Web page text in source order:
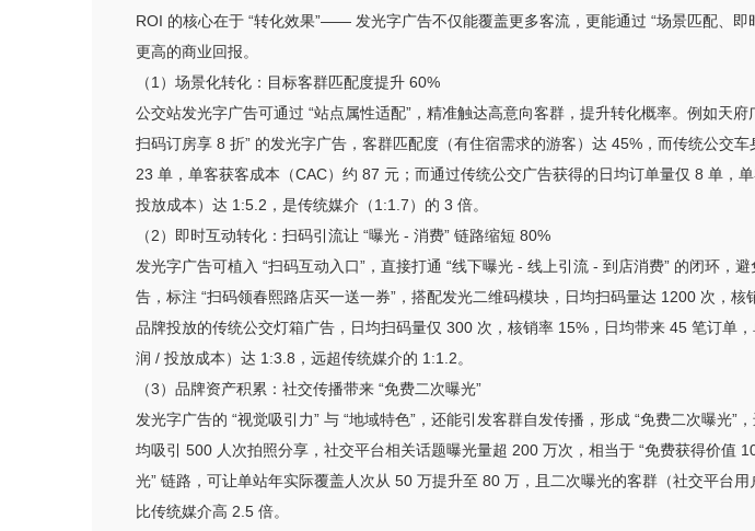
ROI 的核心在于 “转化效果”—— 发光字广告不仅能覆盖更多客流，更能通过 “场景匹配、
更高的商业回报。
（1）场景化转化：目标客群匹配度提升 60%
公交站发光字广告可通过 “站点属性适配”，精准触达高意向客群，提升转化概率。例如天
扫码订房享 8 折” 的发光字广告，客群匹配度（有住宿需求的游客）达 45%，而传统公交
23 单，单客获客成本（CAC）约 87 元；而通过传统公交广告获得的日均订单量仅 8 单
投放成本）达 1:5.2，是传统媒介（1:1.7）的 3 倍。
（2）即时互动转化：扫码引流让 “曝光 - 消费” 链路缩短 80%
发光字广告可植入 “扫码互动入口”，直接打通 “线下曝光 - 线上引流 - 到店消费” 的闭环，
告，标注 “扫码领春熙路店买一送一券”，搭配发光二维码模块，日均扫码量达 1200 次，
品牌投放的传统公交灯箱广告，日均扫码量仅 300 次，核销率 15%，日均带来 45 笔订单
润 / 投放成本）达 1:3.8，远超传统媒介的 1:1.2。
（3）品牌资产积累：社交传播带来 “免费二次曝光”
发光字广告的 “视觉吸引力” 与 “地域特色”，还能引发客群自发传播，形成 “免费二次曝光
均吸引 500 人次拍照分享，社交平台相关话题曝光量超 200 万次，相当于 “免费获得价值
光” 链路，可让单站年实际覆盖人次从 50 万提升至 80 万，且二次曝光的客群（社交平台
比传统媒介高 2.5 倍。